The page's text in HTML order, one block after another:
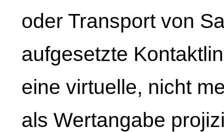
oder Transport von
aufgesetzte
eine virtuelle, nicht
als Wertangabe